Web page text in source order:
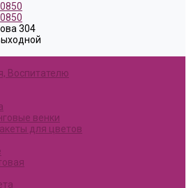
304
Воспитателю
венки
для цветов